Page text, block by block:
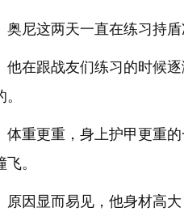
奥尼这两天一直在练习持
他在跟战友们练习的时候
体重更重，身上护甲更重
飞。
原因显而易见，他身材高